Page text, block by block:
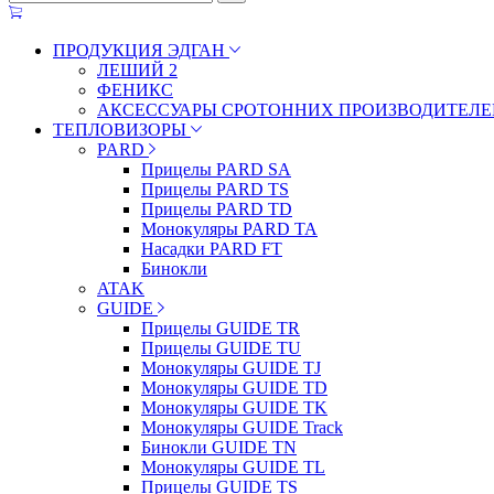
ПРОДУКЦИЯ ЭДГАН
ЛЕШИЙ 2
ФЕНИКС
АКСЕССУАРЫ СРОТОННИХ
ТЕПЛОВИЗОРЫ
PARD
Прицелы PARD SA
Прицелы PARD TS
Прицелы PARD TD
Монокуляры PARD TA
Насадки PARD FT
Бинокли
ATAK
GUIDE
Прицелы GUIDE TR
Прицелы GUIDE TU
Монокуляры GUIDE TJ
Монокуляры GUIDE TD
Монокуляры GUIDE TK
Монокуляры GUIDE Track
Бинокли GUIDE TN
Монокуляры GUIDE TL
Прицелы GUIDE TS